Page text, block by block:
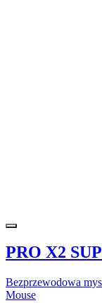
PRO X2
Bezprzewodowa
Mouse